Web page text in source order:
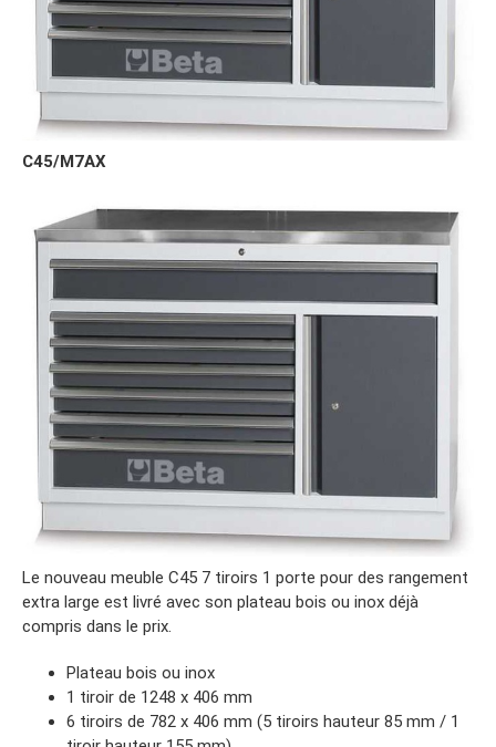
C45/M7AX
Le nouveau meuble C45 7 tiroirs 1 porte pour des rangement
extra large est livré avec son plateau bois ou inox déjà
compris dans le prix.
Plateau bois ou inox
1 tiroir de 1248 x 406 mm
6 tiroirs de 782 x 406 mm (5 tiroirs hauteur 85 mm / 1